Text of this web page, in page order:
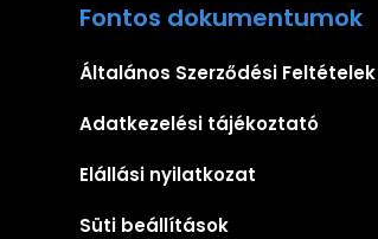
Fontos dokumentumok
Általános Szerződési Feltételek
Adatkezelési tájékoztató
Elállási nyilatkozat
Süti beállítások